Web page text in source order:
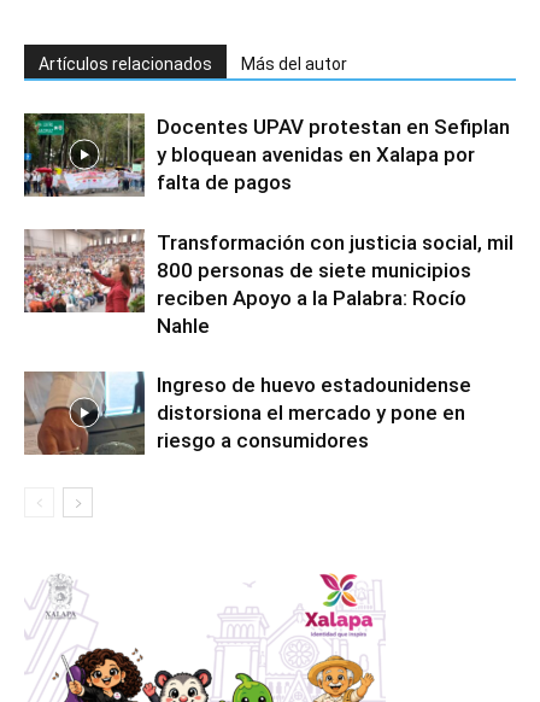
Artículos relacionados Más del autor
Docentes UPAV protestan en Sefiplan
y bloquean avenidas en Xalapa por
falta de pagos
Transformación con justicia social, mil
800 personas de siete municipios
reciben Apoyo a la Palabra: Rocío
Nahle
Ingreso de huevo estadounidense
distorsiona el mercado y pone en
riesgo a consumidores